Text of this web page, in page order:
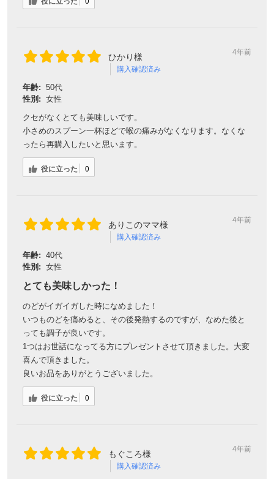
ひかり様
購入確認済み
4年前
年齢: 50代
性別: 女性
クセがなくとても美味しいです。
小さめのスプーン一杯ほどで喉の痛みがなくなります。なくな
ったら再購入したいと思います。
役に立った 0
ありこのママ様
購入確認済み
4年前
年齢: 40代
性別: 女性
とても美味しかった！
のどがイガイガした時になめました！
いつものどを痛めると、その後発熱するのですが、なめた後と
っても調子が良いです。
1つはお世話になってる方にプレゼントさせて頂きました。大変
喜んで頂きました。
良いお品をありがとうございました。
役に立った 0
もぐころ様
購入確認済み
4年前
利用条件：3,000円以上のお買い物でご利用いただけます
ご利用回数：お一人様1回限り
※他のクーポンとの併用はできません
クーポンのご利用方法はこちら >>